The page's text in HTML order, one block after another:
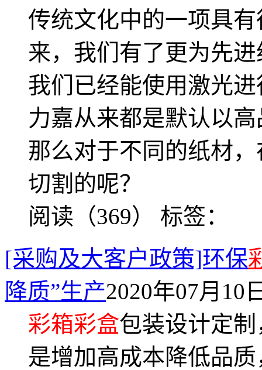
传统文化中的一项具
来，我们有了更为先
我们已经能使用激光
力嘉从来都是默认以
那么对于不同的纸材，
切割的呢？
阅读（369） 标签：
[采购及大客户政策]环保
降质”生产2020年07月10
彩箱彩盒包装设计定
是增加高成本降低品